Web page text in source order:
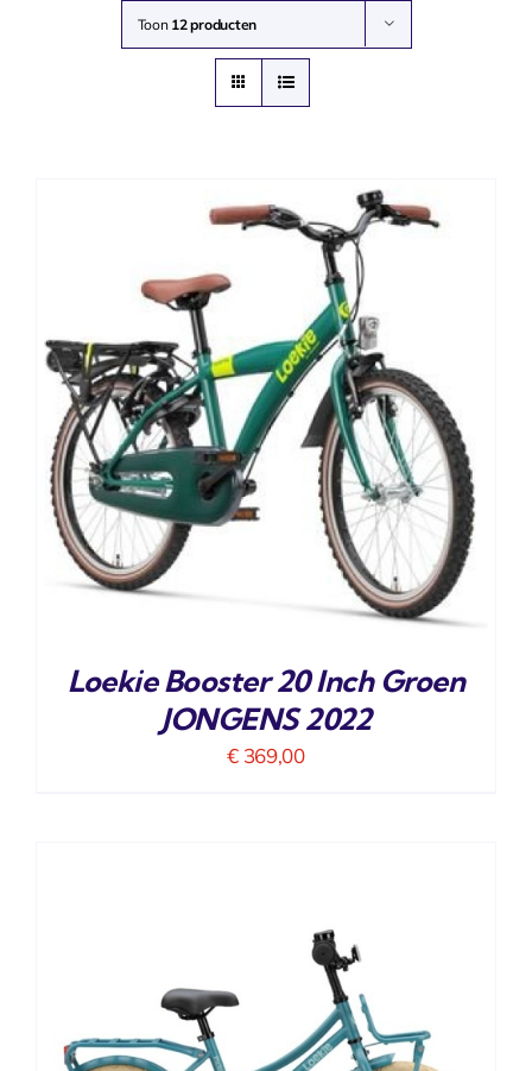
Toon 12 producten
Loekie Booster 20 Inch Groen
JONGENS 2022
€369,00